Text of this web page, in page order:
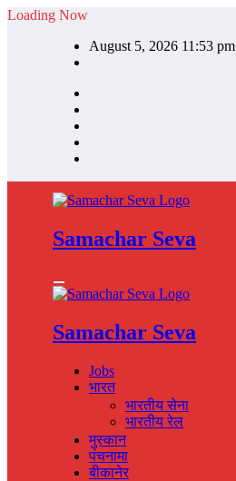
Skip
Loading Now
August 5, 2026 11:53 pm
Samachar Seva
Samachar Seva
Jobs
भारत
भारतीय सेना
भारतीय रेल
मुस्‍कान
पंचनामा
बीकानेर